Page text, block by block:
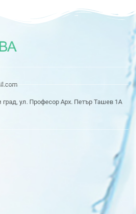
град, ул. Професор Арх. Петър Ташев 1А